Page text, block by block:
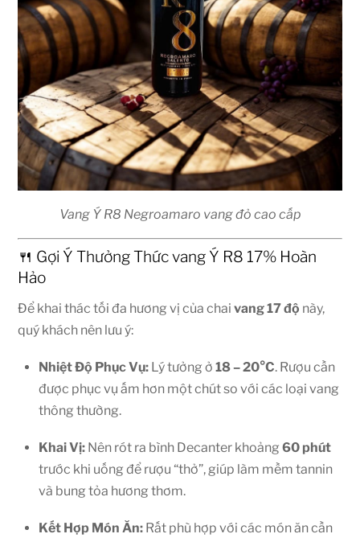
Vang Ý R8 Negroamaro vang đỏ cao cấp
🍴 Gợi Ý Thưởng Thức vang Ý R8 17% Hoàn
Hảo
Để khai thác tối đa hương vị của chaivang 17 độ này,
quý khách nên lưu ý:
Nhiệt Độ Phục Vụ: Lý tưởng ở 18 – 20°C. Rượu cần
được phục vụ ấm hơn một chút so với các loại vang
thông thường.
Khai Vị: Nên rót ra bình Decanter khoảng 60 phút
trước khi uống để rượu “thở”, giúp làm mềm tannin
và bung tỏa hương thơm.
Kết Hợp Món Ăn: Rất phù hợp với các món ăn cần